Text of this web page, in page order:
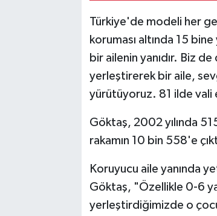
Türkiye'de modeli her
koruması altında 15
bir ailenin yanıdır. Biz
yerleştirerek bir aile,
yürütüyoruz. 81 ilde vali
Göktaş, 2002 yılında
rakamın 10 bin 558'e
Koruyucu aile yanında
Göktaş, "Özellikle 0-6
yerleştirdiğimizde o